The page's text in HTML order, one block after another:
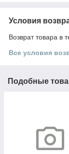
Условия
Возврат товара в
Все условия
Подобные